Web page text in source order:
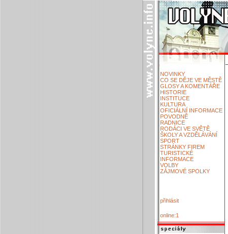
NOVINKY
CO SE DĚJE VE MĚSTĚ
GLOSY A KOMENTÁŘE
HISTORIE
INSTITUCE
KULTURA
OFICIÁLNÍ INFORMACE
POVODNĚ
RADNICE
RODÁCI VE SVĚTĚ
ŠKOLY A VZDĚLÁVÁNÍ
SPORT
STRÁNKY FIREM
TURISTICKÉ
INFORMACE
VOLBY
ZÁJMOVÉ SPOLKY
přihlásit
online:1